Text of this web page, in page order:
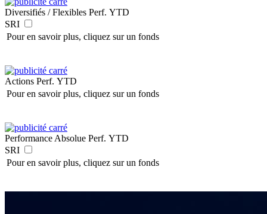
Diversifiés / Flexibles Perf. YTD
SRI
Pour en savoir plus, cliquez sur un fonds
Actions Perf. YTD
Pour en savoir plus, cliquez sur un fonds
Performance Absolue Perf. YTD
SRI
Pour en savoir plus, cliquez sur un fonds